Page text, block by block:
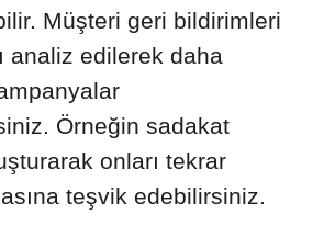
Müşteri geri bildirimleri
analiz edilerek daha
Örneğin sadakat
onları tekrar
teşvik edebilirsiniz.